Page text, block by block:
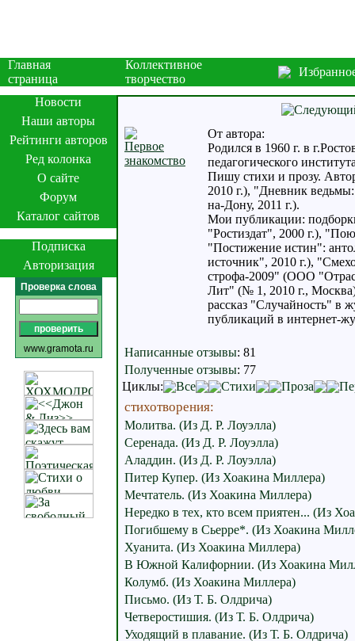
Главная
страница
Коллективное
творчество
Новости
Наши авторы
Рейтинги авторов
Ред колонка
О сайте
Форум
Каталог сайтов
Подписка
Авторизация
Проверка слова
www.gramota.ru
Первое
знакомство
От автора:
Родился в 1960 г. в
педагогического
Пишу стихи и прозу.
2010 г.), "Дневник
на-Дону, 2011 г.).
Мои публикации:
"Ростиздат", 2000 г.),
"Постижение истин":
источник", 2010 г.),
строфа-2009" (ООО
Лит" (№ 1, 2010 г.,
рассказ "Случайность" в
публикаций в интернет-
Написанные отзывы: 81
Полученные отзывы: 77
Циклы:
Все Стихи Проза
стихотворения:
Молитва. (Из Д. Р. Лоуэлла)
Серенада. (Из Д. Р. Лоуэлла)
Аладдин. (Из Д. Р. Лоуэлла)
Питер Купер. (Из Хоакина Миллера)
Мечтатель. (Из Хоакина Миллера)
Нередко в тех, кто всем приятен... (Из
Погибшему в Сьерре*. (Из Хоакина
Хуанита. (Из Хоакина Миллера)
В Южной Калифорнии. (Из Хоакина
Колумб. (Из Хоакина Миллера)
Письмо. (Из Т. Б. Олдрича)
Четверостишия. (Из Т. Б. Олдрича)
Уходящий в плавание. (Из Т. Б. Олдрича)